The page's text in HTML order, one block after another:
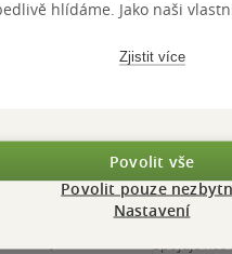
Více o
Spojuje nás
hlídáme. Jako naši
Zjistit více
Povolit vše
Povolit pouze
Nastavení